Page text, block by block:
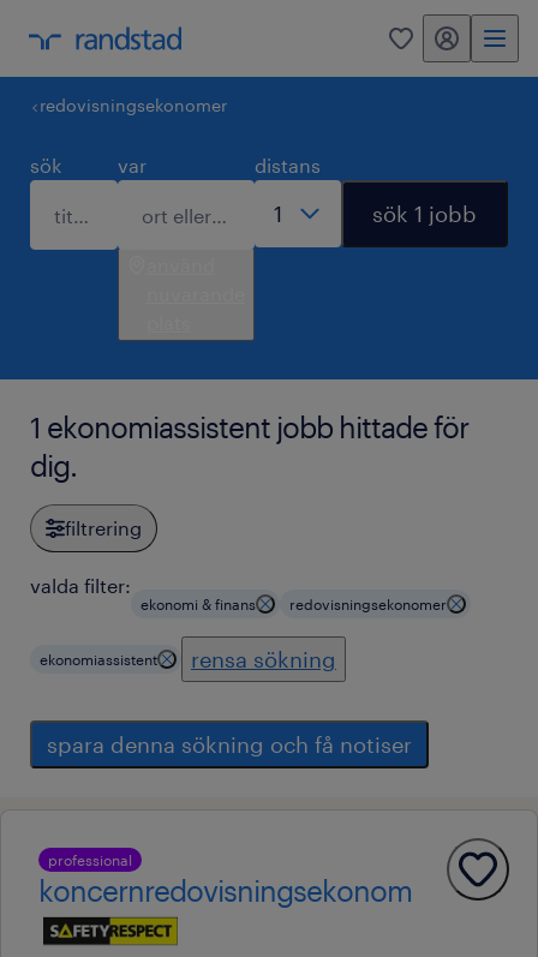
0 mitt randstad
redovisningsekonomer
sök var distans
sök 1 jobb
1 ekonomiassistent jobb hittade för
dig.
filtrering
valda filter:
ekonomi & finans redovisningsekonomer
ekonomiassistent rensa sökning
spara denna sökning och få notiser
professional
koncernredovisningsekonom